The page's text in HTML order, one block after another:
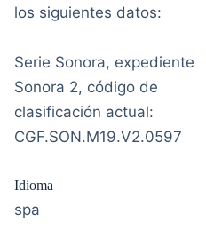
los siguientes datos:
Serie Sonora, expediente
Sonora 2, código de
clasificación actual:
CGF.SON.M19.V2.0597
Idioma
spa